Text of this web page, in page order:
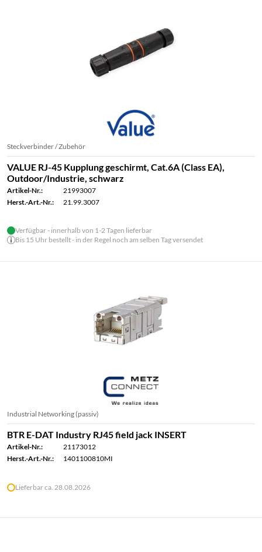
Steckverbinder / Zubehör
VALUE RJ-45 Kupplung geschirmt, Cat.6A (Class EA),
Outdoor/Industrie, schwarz
Artikel-Nr.:
21993007
Herst.-Art.-Nr.:
21.99.3007
Verfügbar - innerhalb von 1-2 Tagen lieferbar
Bis 15 Uhr bestellt - in der Regel noch am selben Tag versendet
Industrial Networking (passiv)
BTR E-DAT Industry RJ45 field jack INSERT
Artikel-Nr.:
21173012
Herst.-Art.-Nr.:
1401100810MI
Lieferbar ca. 28.08.2026